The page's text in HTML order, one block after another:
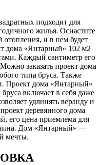
подходит для
жилья. Оснастите
отопления, и в нем будет
дома «Янтарный» 102 м2
Каждый сантиметр его
заказать проект дома
типа бруса. Также
Проект дома «Янтарный»
включает в себя даже
удлинять веранду и
деревянного дома
его цена приемлема для
Дом «Янтарный» —
мечты.